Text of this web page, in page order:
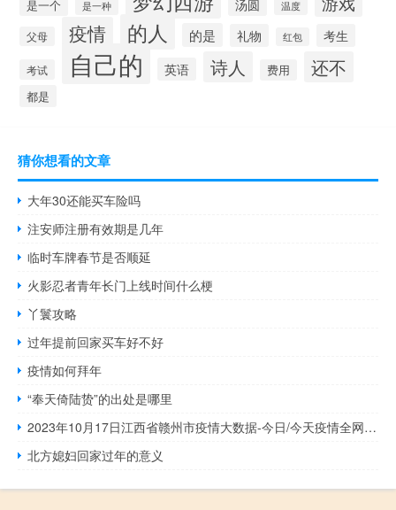
是一个 是一种 汤圆 温度
父母 疫情 的人 的是 礼物 红包 考生
考试 自己的 英语 诗人 费用 还不
都是
猜你想看的文章
大年30还能买车险吗
注安师注册有效期是几年
临时车牌春节是否顺延
火影忍者青年长门上线时间什么梗
丫鬟攻略
过年提前回家买车好不好
疫情如何拜年
“奉天倚陆贽”的出处是哪里
2023年10月17日江西省赣州市疫情大数据-今日/今天疫情全网搜索最新实时消息动态情况通知播报
北方媳妇回家过年的意义